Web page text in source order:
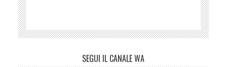
SEGUI IL CANALE WA